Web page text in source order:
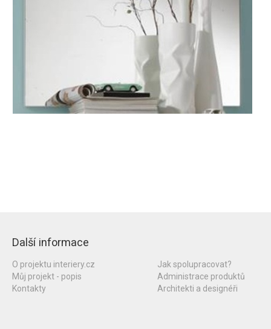
Další informace
O projektu interiery.cz
Můj projekt - popis
Kontakty
Jak spolupracovat?
Administrace produktů
Architekti a designéři